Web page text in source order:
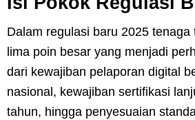
Dalam regulasi baru 2025 tenaga
lima poin besar yang menjadi
dari kewajiban pelaporan digital
nasional, kewajiban sertifikasi
tahun, hingga penyesuaian